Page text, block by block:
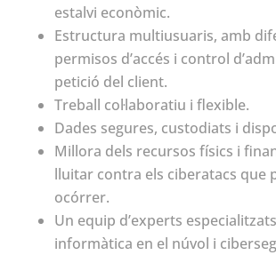
estalvi econòmic.
Estructura multiusuaris, amb
permisos d’accés i control
petició del client.
Treball col·laboratiu i flexible.
Dades segures, custodiats i
Millora dels recursos físics i
lluitar contra els ciberatacs que
ocórrer.
Un equip d’experts
informàtica en el núvol i